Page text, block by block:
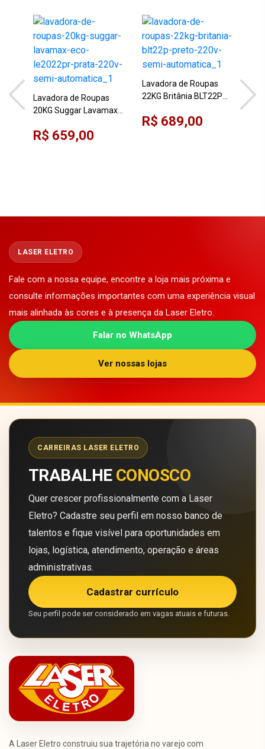
Lavadora de Roupas
20KG Suggar Lavamax
220V Semi-automática
R$ 659,00
Lavadora de Roupas
22KG Britânia BLT22P
Automática
R$ 689,00
LASER ELETRO
Fale com a nossa equipe, encontre a loja mais próxima e
consulte informações importantes com uma experiência visual
mais alinhada às cores e à presença da Laser Eletro.
Falar no WhatsApp
Ver nossas lojas
CARREIRAS LASER ELETRO
TRABALHE CONOSCO
Quer crescer profissionalmente com a Laser
Eletro? Cadastre seu perfil em nosso banco de
talentos e fique visível para oportunidades em
lojas, logística, atendimento, operação e áreas
administrativas.
Cadastrar currículo
Seu perfil pode ser considerado em vagas atuais e futuras.
A Laser Eletro construiu sua trajetória no varejo com